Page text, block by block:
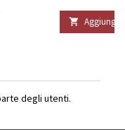
 Aggiungi
degli utenti.